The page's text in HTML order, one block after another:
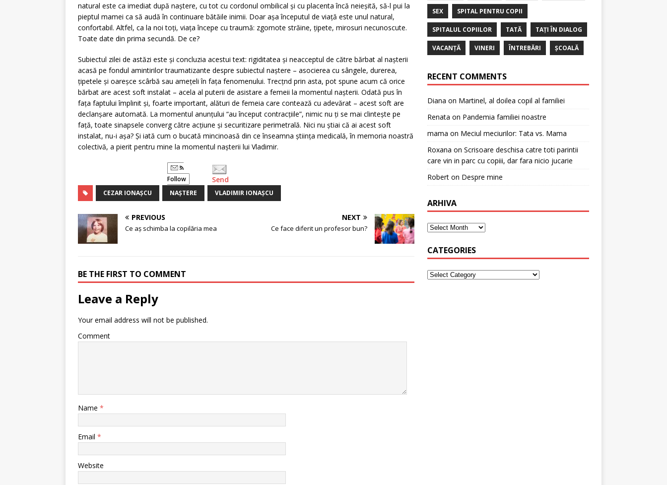
natural este ca imediat după naștere, cu tot cu cordonul ombilical și cu placenta încă neieșită, să-l pui la
pieptul mamei ca să audă în continuare bătăile inimii. Doar așa începutul de viață este unul natural,
confortabil. Altfel, ca la noi toți, viața începe cu traumă: zgomote străine, țipete, mirosuri necunoscute.
Toate date din prima secundă. De ce?
Subiectul zilei de astăzi este și concluzia acestui text: rigiditatea și neacceptul de către bărbat al nașterii
acasă pe fondul amintirilor traumatizante despre subiectul naștere – asocierea cu sângele, durerea,
țipetele și oareșce scârbă sau amețeli în fața fenomenului. Trecțnd prin asta, pot spune acum că orice
bărbat are acest soft instalat – acela al puterii de asistare a femeii la momentul nașterii. Odată pus în
fața faptului împlinit și, foarte important, alături de femeia care contează cu adevărat – acest soft are
declanșare automată. La momentul anunțului “au început contracțiile”, nimic nu ți se mai clintește pe
față, toate sinapsele converg către acțiune și securitizare perimetrală. Nici nu știai că ai acest soft
instalat, nu-i așa? Și iată cum o bucată mincinoasă din ce înseamna știința medicală, în memoria noastră
colectivă, a pierit pentru mine la momentul nașterii lui Vladimir.
Follow Send
CEZAR IONAȘCU NAȘTERE VLADIMIR IONAȘCU
PREVIOUS
Ce aș schimba la copilăria mea
NEXT
Ce face diferit un profesor bun?
BE THE FIRST TO COMMENT
Leave a Reply
Your email address will not be published.
Comment
Name *
Email *
Website
SEX SPITAL PENTRU COPII
SPITALUL COPIILOR TATĂ TAȚI ÎN DIALOG
VACANȚĂ VINERI ÎNTREBĂRI ȘCOALĂ
RECENT COMMENTS
Diana on Martinel, al doilea copil al familiei
Renata on Pandemia familiei noastre
mama on Meciul meciurilor: Tata vs. Mama
Roxana on Scrisoare deschisa catre toti parintii
care vin in parc cu copiii, dar fara nicio jucarie
Roberton Despre mine
ARHIVA
CATEGORIES